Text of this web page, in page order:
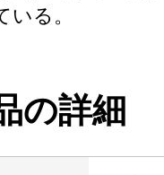
いる。
の詳細